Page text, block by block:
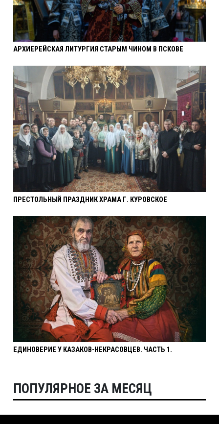
АРХИЕРЕЙСКАЯ ЛИТУРГИЯ СТАРЫМ ЧИНОМ В ПСКОВЕ
ПРЕСТОЛЬНЫЙ ПРАЗДНИК ХРАМА Г. КУРОВСКОЕ
ЕДИНОВЕРИЕ У КАЗАКОВ-НЕКРАСОВЦЕВ. ЧАСТЬ 1.
ПОПУЛЯРНОЕ ЗА МЕСЯЦ